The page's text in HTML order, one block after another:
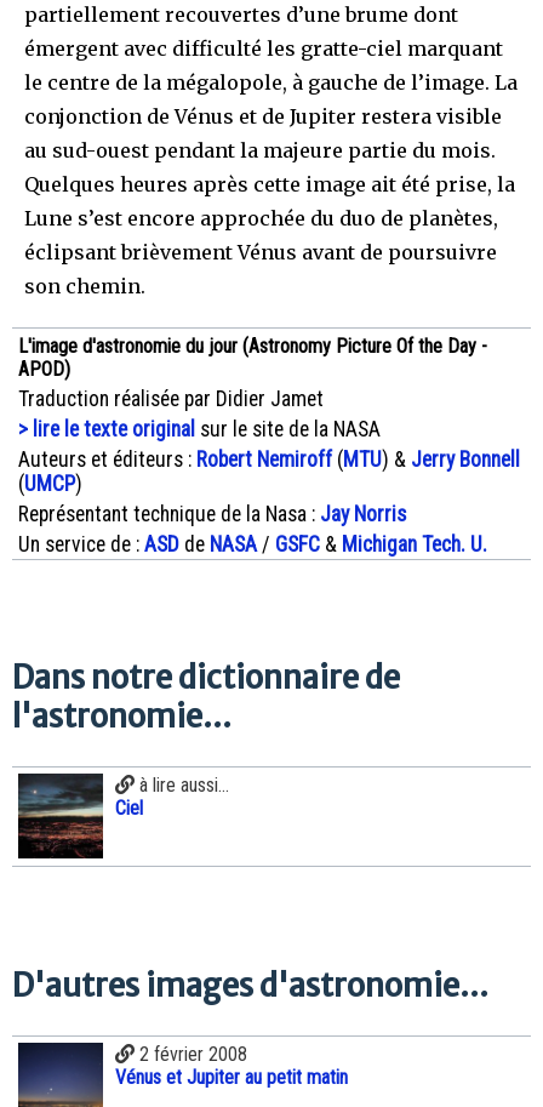
partiellement recouvertes d’une brume dont
émergent avec difficulté les gratte-ciel marquant
le centre de la mégalopole, à gauche de l’image. La
conjonction de Vénus et de Jupiter restera visible
au sud-ouest pendant la majeure partie du mois.
Quelques heures après cette image ait été prise, la
Lune s’est encore approchée du duo de planètes,
éclipsant brièvement Vénus avant de poursuivre
son chemin.
L'image d'astronomie du jour (Astronomy Picture Of the Day -
APOD)
Traduction réalisée par Didier Jamet
> lire le texte original sur le site de la NASA
Auteurs et éditeurs : Robert Nemiroff(MTU) & Jerry Bonnell
(UMCP)
Représentant technique de la Nasa : Jay Norris
Un service de : ASD de NASA / GSFC & Michigan Tech. U.
Dans notre dictionnaire de
l'astronomie...
à lire aussi...
Ciel
D'autres images d'astronomie...
2 février 2008
Vénus et Jupiter au petit matin